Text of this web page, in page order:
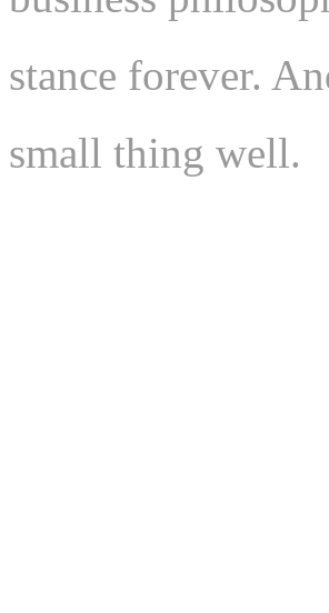
stance forever.
small thing well.